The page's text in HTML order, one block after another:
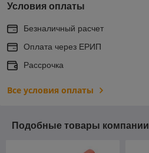
Условия оплаты
Безналичный расчет
Оплата через ЕРИП
Рассрочка
Все условия оплаты
Подобные товары компании